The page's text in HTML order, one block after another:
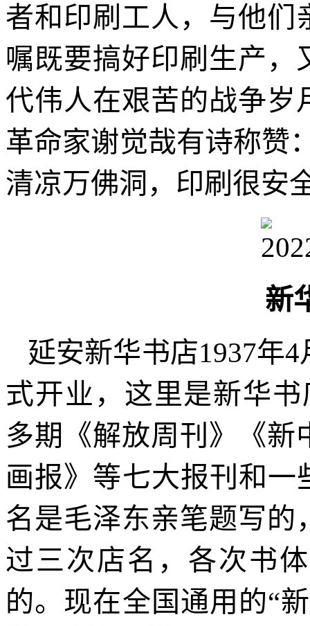
者和印刷工人，与他们
嘱既要搞好印刷生产，
代伟人在艰苦的战争岁
革命家谢觉哉有诗称赞
清凉万佛洞，印刷很安
新
延安新华书店1937年
式开业，这里是新华
多期《解放周刊》《新
画报》等七大报刊和一
名是毛泽东亲笔题写的
过三次店名，各次书
的。现在全国通用的“